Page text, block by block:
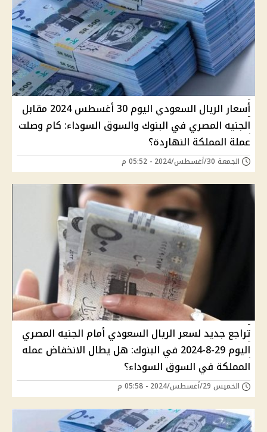
أسعار الريال السعودي اليوم 30 أغسطس 2024 مقابل
الجنيه المصري في البنوك والسوق السوداء: كام وصلت
عملة المملكة النهاردة؟
الجمعة 30/أغسطس/2024 - 05:52 م
تراجع جديد لسعر الريال السعودي أمام الجنيه المصري
اليوم 29-8-2024 في البنوك: هل يطال الانخفاض عمله
المملكة في السوق السوداء؟
الخميس 29/أغسطس/2024 - 05:58 م